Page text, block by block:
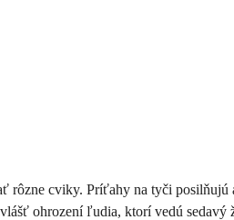
rôzne cviky. Príťahy na tyči
ohrození ľudia, ktorí vedú